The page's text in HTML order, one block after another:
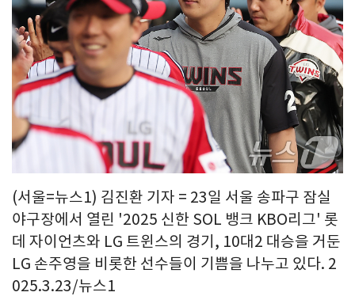
(서울=뉴스1) 김진환 기자 = 23일 서울 송파구 잠실
야구장에서 열린 '2025 신한 SOL 뱅크 KBO리그' 롯
데 자이언츠와 LG 트윈스의 경기, 10대2 대승을 거둔
LG 손주영을 비롯한 선수들이 기쁨을 나누고 있다. 2
025.3.23/뉴스1